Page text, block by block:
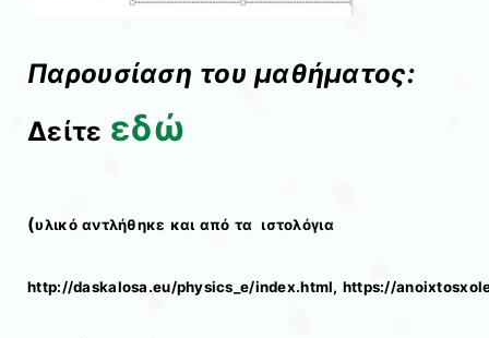
Παρουσίαση του μαθήματος:
Δείτε εδώ
(υλικό αντλήθηκε και από τα ιστολόγια
http://daskalosa.eu/physics_e/index.html, https://